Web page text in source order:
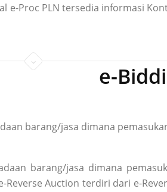
e-Proc PLN tersedia informasi
e-
barang/jasa dimana
barang/jasa dimana
Reverse Auction terdiri dari e-